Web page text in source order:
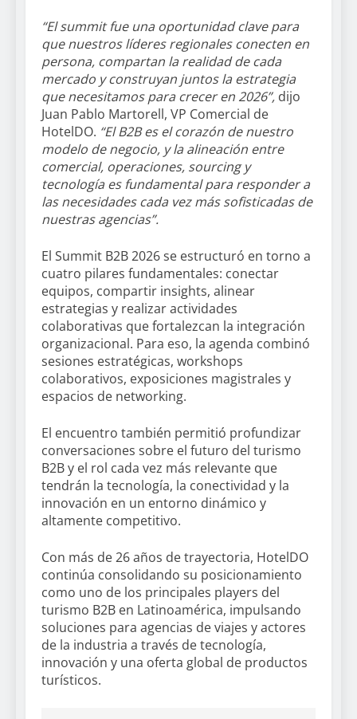
“El summit fue una oportunidad clave para
que nuestros líderes regionales conecten en
persona, compartan la realidad de cada
mercado y construyan juntos la estrategia
que necesitamos para crecer en 2026”, dijo
Juan Pablo Martorell, VP Comercial de
HotelDO. “El B2B es el corazón de nuestro
modelo de negocio, y la alineación entre
comercial, operaciones, sourcing y
tecnología es fundamental para responder a
las necesidades cada vez más sofisticadas de
nuestras agencias”.
El Summit B2B 2026 se estructuró en torno a
cuatro pilares fundamentales: conectar
equipos, compartir insights, alinear
estrategias y realizar actividades
colaborativas que fortalezcan la integración
organizacional. Para eso, la agenda combinó
sesiones estratégicas, workshops
colaborativos, exposiciones magistrales y
espacios de networking.
El encuentro también permitió profundizar
conversaciones sobre el futuro del turismo
B2B y el rol cada vez más relevante que
tendrán la tecnología, la conectividad y la
innovación en un entorno dinámico y
altamente competitivo.
Con más de 26 años de trayectoria, HotelDO
continúa consolidando su posicionamiento
como uno de los principales players del
turismo B2B en Latinoamérica, impulsando
soluciones para agencias de viajes y actores
de la industria a través de tecnología,
innovación y una oferta global de productos
turísticos.